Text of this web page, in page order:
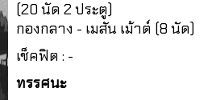
(20 นัด 2 ประตู)
กองกลาง - เมสัน เม้าต์ (8 นัด)
เช็คฟิต : -
ทรรศนะ